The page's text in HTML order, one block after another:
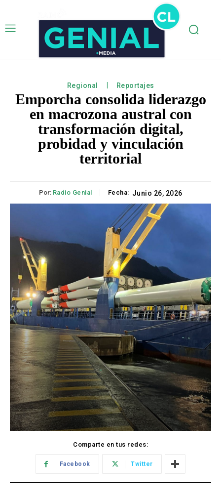
Regional Reportajes
Emporcha consolida liderazgo
en macrozona austral con
transformación digital,
probidad y vinculación
territorial
Por: Radio Genial Fecha: Junio 26, 2026
Comparte en tus redes:
Facebook Twitter